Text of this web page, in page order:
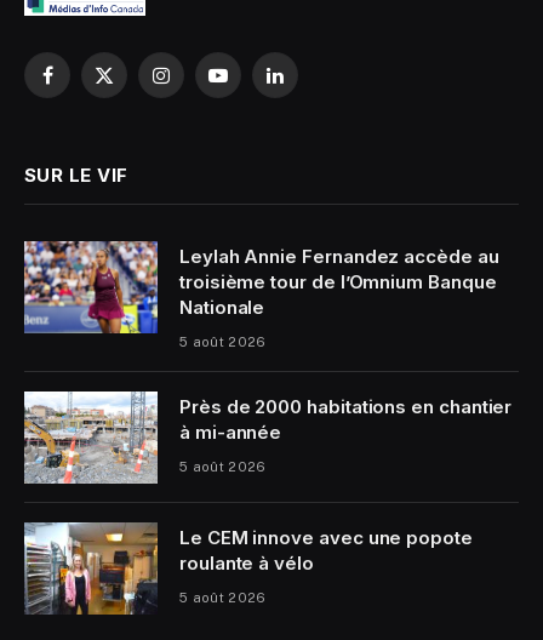
Facebook
X
InstagramYouTubeLinkedIn
SUR LE VIF
Leylah Annie Fernandez accède au
troisième tour de l’Omnium Banque
Nationale
5 août 2026
Près de 2000 habitations en chantier
à mi-année
5 août 2026
Le CEM innove avec une popote
roulante à vélo
5 août 2026